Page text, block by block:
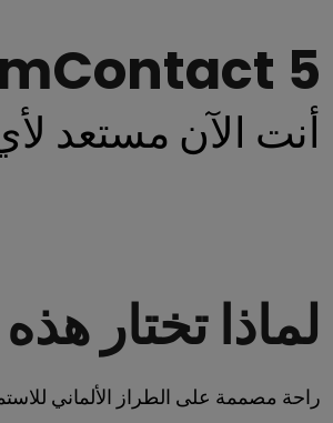
5
أنت الآن مستعد
لماذا تختار
راحة مصممة على الطراز الألماني